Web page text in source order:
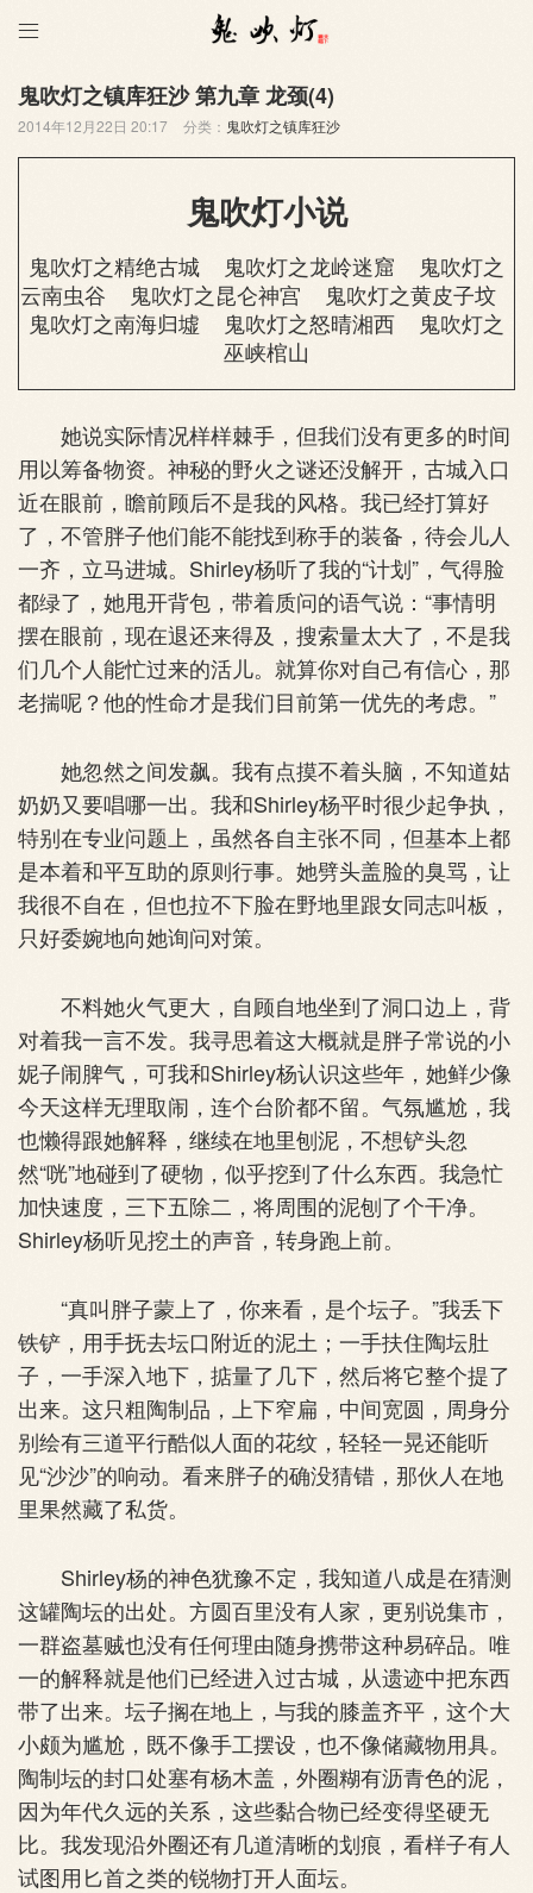

鬼吹灯之镇库狂沙 第九章 龙颈(4)
2014年12月22日 20:17 分类： 鬼吹灯之镇库狂沙
鬼吹灯小说
鬼吹灯之精绝古城 鬼吹灯之龙岭迷窟
鬼吹灯之
云南虫谷
鬼吹灯之昆仑神宫
鬼吹灯之黄皮子坟
鬼吹灯之南海归墟
鬼吹灯之怒晴湘西
鬼吹灯之
巫峡棺山
她说实际情况样样棘手，但我们没有更多的时间
用以筹备物资。神秘的野火之谜还没解开，古城入口
近在眼前，瞻前顾后不是我的风格。我已经打算好
了，不管胖子他们能不能找到称手的装备，待会儿人
一齐，立马进城。Shirley杨听了我的“计划”，气得脸
都绿了，她甩开背包，带着质问的语气说：“事情明
摆在眼前，现在退还来得及，搜索量太大了，不是我
们几个人能忙过来的活儿。就算你对自己有信心，那
老揣呢？他的性命才是我们目前第一优先的考虑。”
她忽然之间发飙。我有点摸不着头脑，不知道姑
奶奶又要唱哪一出。我和Shirley杨平时很少起争执，
特别在专业问题上，虽然各自主张不同，但基本上都
是本着和平互助的原则行事。她劈头盖脸的臭骂，让
我很不自在，但也拉不下脸在野地里跟女同志叫板，
只好委婉地向她询问对策。
不料她火气更大，自顾自地坐到了洞口边上，背
对着我一言不发。我寻思着这大概就是胖子常说的小
妮子闹脾气，可我和Shirley杨认识这些年，她鲜少像
今天这样无理取闹，连个台阶都不留。气氛尴尬，我
也懒得跟她解释，继续在地里刨泥，不想铲头忽
然“咣”地碰到了硬物，似乎挖到了什么东西。我急忙
加快速度，三下五除二，将周围的泥刨了个干净。
Shirley杨听见挖土的声音，转身跑上前。
“真叫胖子蒙上了，你来看，是个坛子。”我丢下
铁铲，用手抚去坛口附近的泥土；一手扶住陶坛肚
子，一手深入地下，掂量了几下，然后将它整个提了
出来。这只粗陶制品，上下窄扁，中间宽圆，周身分
别绘有三道平行酷似人面的花纹，轻轻一晃还能听
见“沙沙”的响动。看来胖子的确没猜错，那伙人在地
里果然藏了私货。
Shirley杨的神色犹豫不定，我知道八成是在猜测
这罐陶坛的出处。方圆百里没有人家，更别说集市，
一群盗墓贼也没有任何理由随身携带这种易碎品。唯
一的解释就是他们已经进入过古城，从遗迹中把东西
带了出来。坛子搁在地上，与我的膝盖齐平，这个大
小颇为尴尬，既不像手工摆设，也不像储藏物用具。
陶制坛的封口处塞有杨木盖，外圈糊有沥青色的泥，
因为年代久远的关系，这些黏合物已经变得坚硬无
比。我发现沿外圈还有几道清晰的划痕，看样子有人
试图用匕首之类的锐物打开人面坛。